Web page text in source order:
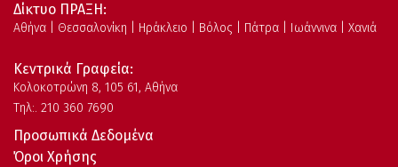
Δίκτυο ΠΡΑΞΗ:
Αθήνα | Θεσσαλονίκη | Ηράκλειο | Βόλος | Πάτρα | Ιωάννινα | Χανιά
Κεντρικά Γραφεία:
Kολοκοτρώνη 8, 105 61, Αθήνα
Τηλ:. 210 360 7690
Προσωπικά Δεδομένα
Όροι Χρήσης